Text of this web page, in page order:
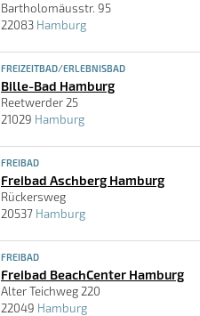
Bartholomäusstr. 95
22083 Hamburg
FREIZEITBAD/ERLEBNISBAD
Bille-Bad Hamburg
Reetwerder 25
21029 Hamburg
FREIBAD
Freibad Aschberg Hamburg
Rückersweg
20537 Hamburg
FREIBAD
Freibad BeachCenter Hamburg
Alter Teichweg 220
22049 Hamburg